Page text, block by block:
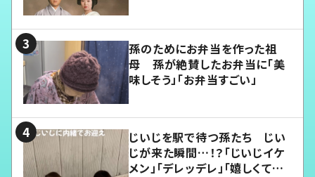
孫のためにお弁当を作った祖
母 孫が絶賛したお弁当に「美
味しそう」「お弁当すごい」
じいじを駅で待つ孫たち じい
じが来た瞬間…！？「じいじイケ
メン」「デレッデレ」「嬉しくて可